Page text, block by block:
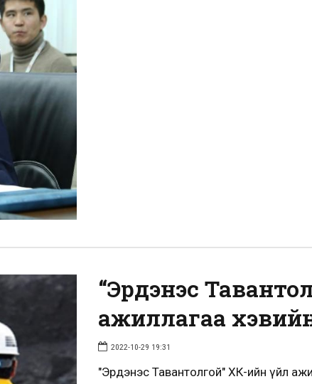
“Эрдэнэс
ажиллагаа
2022-10-29 19:31
"Эрдэнэс Тавантолгой" ХК-ийн үйл